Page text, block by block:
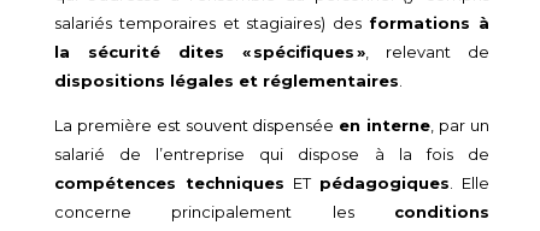
salariés temporaires et stagiaires) des formations à
la sécurité dites « spécifiques », relevant de
dispositions légales et réglementaires
La première est souvent dispensée en interne , par un
salarié de l’entreprise qui dispose à la fois de
compétences techniques ET pédagogiques . Elle
concerne principalement les conditions